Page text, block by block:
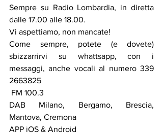
Sempre su Radio Lombardia, in diretta
dalle 17.00 alle 18.00.
Vi aspettiamo, non mancate!
Come sempre, potete (e dovete)
sbizzarrirvi su whattsapp, con i
messaggi, anche vocali al numero 339
2663825
FM 100.3
DAB Milano, Bergamo, Brescia,
Mantova, Cremona
APP iOS & Android